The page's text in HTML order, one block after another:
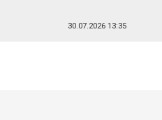
30.07.2026 13:35